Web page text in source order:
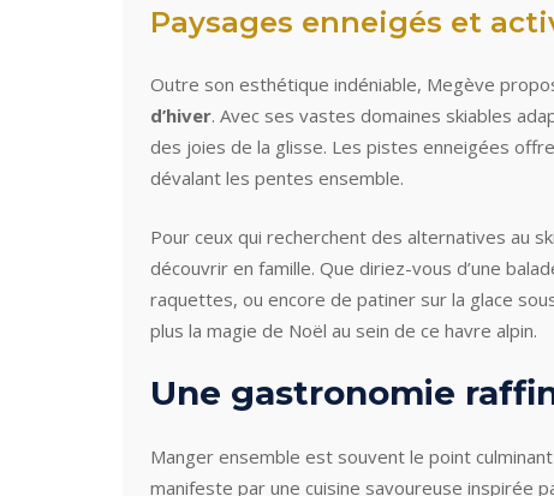
Paysages enneigés et
Outre son esthétique indéniable, Megève
d’hiver. Avec ses vastes domaines skiables
des joies de la glisse. Les pistes enneigées
dévalant les pentes ensemble.
Pour ceux qui recherchent des alternatives au
découvrir en famille. Que diriez-vous d’une
raquettes, ou encore de patiner sur la glace
plus la magie de Noël au sein de ce havre alpin.
Une gastronomie
Manger ensemble est souvent le point
manifeste par une cuisine savoureuse inspirée